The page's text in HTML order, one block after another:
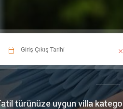
türünüze uygun villa